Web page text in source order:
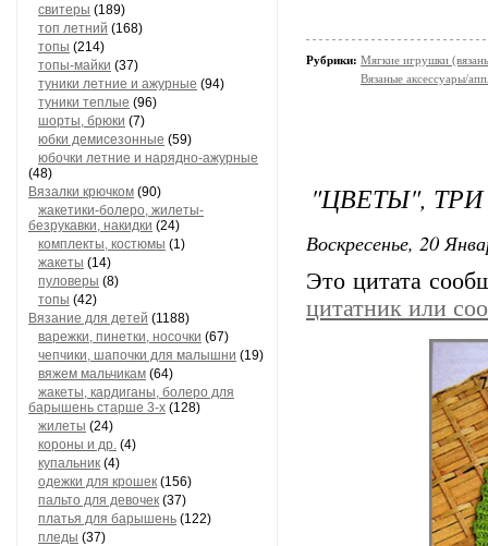
свитеры (189)
топ летний (168)
топы (214)
топы-майки (37)
туники летние и ажурные (94)
туники теплые (96)
шорты, брюки (7)
юбки демисезонные (59)
юбочки летние и нарядно-ажурные
(48)
Вязалки крючком (90)
жакетики-болеро, жилеты-
безрукавки, накидки (24)
комплекты, костюмы (1)
жакеты (14)
пуловеры (8)
топы (42)
Вязание для детей (1188)
варежки, пинетки, носочки (67)
чепчики, шапочки для малышни (19)
вяжем мальчикам (64)
жакеты, кардиганы, болеро для
барышень старше 3-х (128)
жилеты (24)
короны и др. (4)
купальник (4)
одежки для крошек (156)
пальто для девочек (37)
платья для барышень (122)
пледы (37)
Рубрики: Мягкие игрушки
Вязаные аксессуары/
"ЦВЕТЫ",
Воскресенье, 20
Это цитата
цитатник или